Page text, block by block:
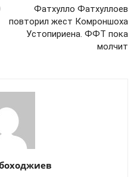
Фатхулло Фатхуллоев
повторил жест Комроншоха
Устопириена. ФФТ пока
молчит